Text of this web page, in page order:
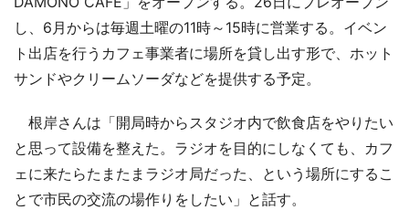
し、6月からは毎週土曜の11時～15時に営業する。イベン
ト出店を行うカフェ事業者に場所を貸し出す形で、ホット
サンドやクリームソーダなどを提供する予定。
根岸さんは「開局時からスタジオ内で飲食店をやりたい
と思って設備を整えた。ラジオを目的にしなくても、カフ
ェに来たらたまたまラジオ局だった、という場所にするこ
とで市民の交流の場作りをしたい」と話す。